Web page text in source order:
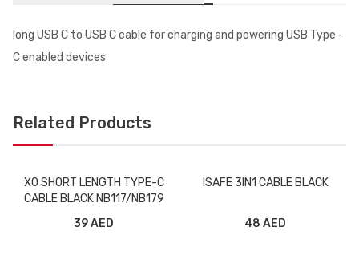
long USB C to USB C cable for charging and powering USB Type-
C enabled devices
Related Products
XO SHORT LENGTH TYPE-C
CABLE BLACK NB117/NB179
39 AED
ISAFE 3IN1 CABLE BLACK
48 AED